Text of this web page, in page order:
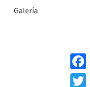
Galería